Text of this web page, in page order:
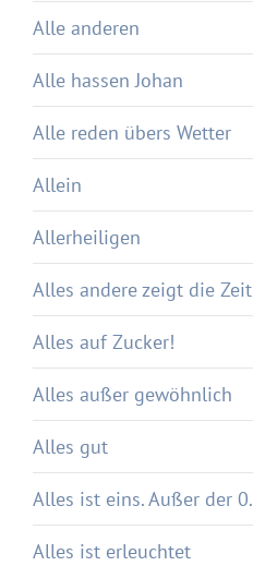
Alle anderen
Alle hassen Johan
Alle reden übers Wetter
Allein
Allerheiligen
Alles andere zeigt die Zeit
Alles auf Zucker!
Alles außer gewöhnlich
Alles gut
Alles ist eins. Außer der 0.
Alles ist erleuchtet